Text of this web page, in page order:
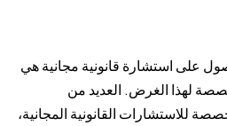
على استشارة قانونية مجانية هي
لهذا الغرض. العديد من
للاستشارات القانونية المجانية،